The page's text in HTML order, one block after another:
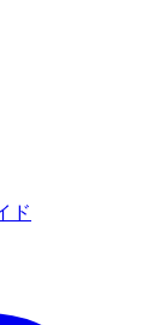
ド